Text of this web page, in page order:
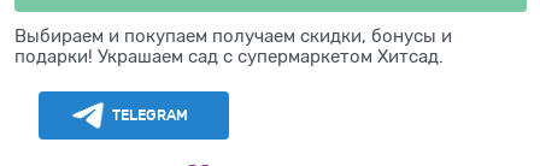
Выбираем и покупаем получаем скидки, бонусы и
подарки! Украшаем сад с супермаркетом Хитсад.
TELEGRAM